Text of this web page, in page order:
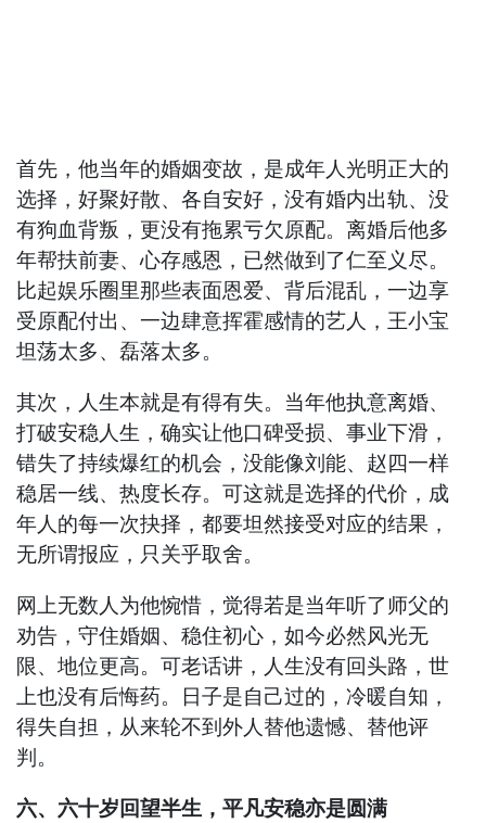
首先，他当年的婚姻变故，是成年人光明正大的
选择，好聚好散、各自安好，没有婚内出轨、没
有狗血背叛，更没有拖累亏欠原配。离婚后他多
年帮扶前妻、心存感恩，已然做到了仁至义尽。
比起娱乐圈里那些表面恩爱、背后混乱，一边享
受原配付出、一边肆意挥霍感情的艺人，王小宝
坦荡太多、磊落太多。
其次，人生本就是有得有失。当年他执意离婚、
打破安稳人生，确实让他口碑受损、事业下滑，
错失了持续爆红的机会，没能像刘能、赵四一样
稳居一线、热度长存。可这就是选择的代价，成
年人的每一次抉择，都要坦然接受对应的结果，
无所谓报应，只关乎取舍。
网上无数人为他惋惜，觉得若是当年听了师父的
劝告，守住婚姻、稳住初心，如今必然风光无
限、地位更高。可老话讲，人生没有回头路，世
上也没有后悔药。日子是自己过的，冷暖自知，
得失自担，从来轮不到外人替他遗憾、替他评
判。
六、六十岁回望半生，平凡安稳亦是圆满